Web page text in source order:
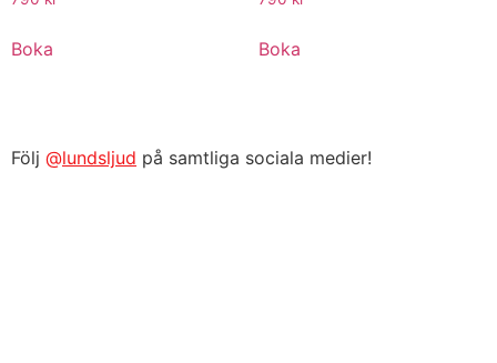
Boka Boka
Följ @lundsljud på samtliga sociala medier!